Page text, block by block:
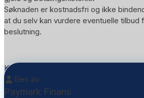
Søknaden er kostnadsfri og ikke
at du selv kan vurdere eventuelle tilbud
beslutning.
Kontakt Paymark Finans
Eies av:
Paymark Finans